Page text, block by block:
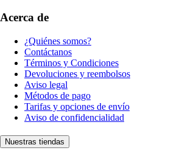
Acerca de
¿Quiénes somos?
Contáctanos
Términos y Condiciones
Devoluciones y reembolsos
Aviso legal
Métodos de pago
Tarifas y opciones de envío
Aviso de confidencialidad
Nuestras tiendas